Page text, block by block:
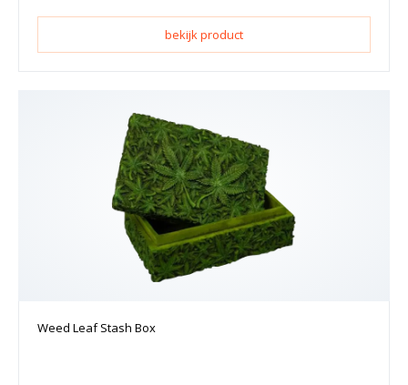
bekijk product
Weed Leaf Stash Box